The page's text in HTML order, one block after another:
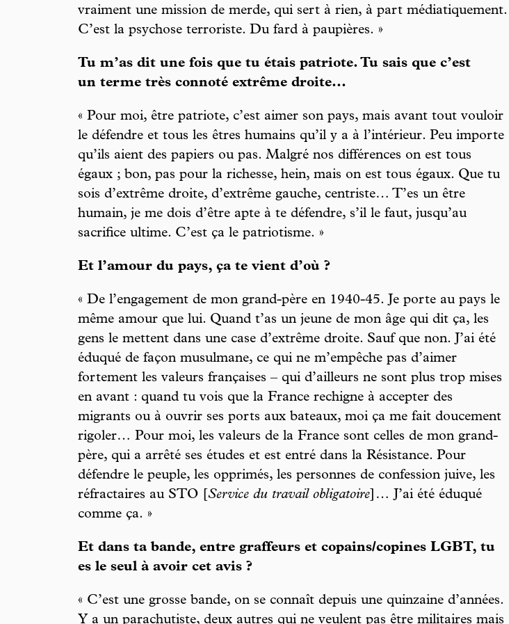
vraiment une mission de merde, qui sert à rien, à part médiatiquement.
C’est la psychose terroriste. Du fard à paupières. »
Tu m’as dit une fois que tu étais patriote. Tu sais que c’est
un terme très connoté extrême droite...
« Pour moi, être patriote, c’est aimer son pays, mais avant tout vouloir
le défendre et tous les êtres humains qu’il y a à l’intérieur. Peu importe
qu’ils aient des papiers ou pas. Malgré nos différences on est tous
égaux ; bon, pas pour la richesse, hein, mais on est tous égaux. Que tu
sois d’extrême droite, d’extrême gauche, centriste… T’es un être
humain, je me dois d’être apte à te défendre, s’il le faut, jusqu’au
sacrifice ultime. C’est ça le patriotisme. »
Et l’amour du pays, ça te vient d’où ?
« De l’engagement de mon grand-père en 1940-45. Je porte au pays le
même amour que lui. Quand t’as un jeune de mon âge qui dit ça, les
gens le mettent dans une case d’extrême droite. Sauf que non. J’ai été
éduqué de façon musulmane, ce qui ne m’empêche pas d’aimer
fortement les valeurs françaises – qui d’ailleurs ne sont plus trop mises
en avant : quand tu vois que la France rechigne à accepter des
migrants ou à ouvrir ses ports aux bateaux, moi ça me fait doucement
rigoler… Pour moi, les valeurs de la France sont celles de mon grand-
père, qui a arrêté ses études et est entré dans la Résistance. Pour
défendre le peuple, les opprimés, les personnes de confession juive, les
réfractaires au STO [ Service du travail obligatoire ]… J’ai été éduqué
comme ça. »
Et dans ta bande, entre graffeurs et copains/copines LGBT, tu
es le seul à avoir cet avis ?
« C’est une grosse bande, on se connaît depuis une quinzaine d’années.
Y a un parachutiste, deux autres qui ne veulent pas être militaires mais